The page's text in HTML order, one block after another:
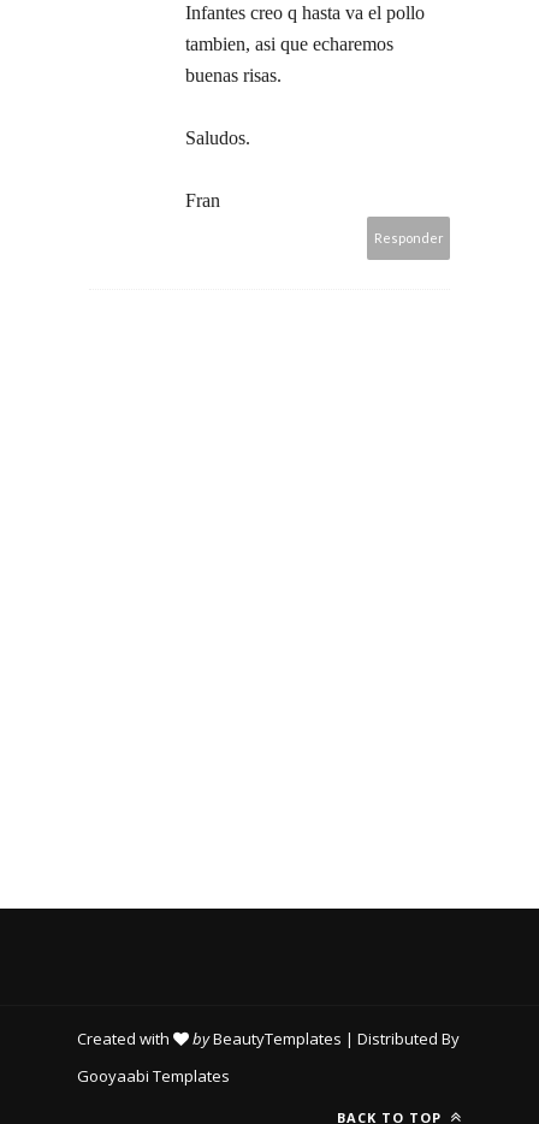
Infantes creo q hasta va el pollo
tambien, asi que echaremos
buenas risas.
Saludos.
Fran
Responder
Created with byBeautyTemplates | Distributed By
Gooyaabi Templates
BACK TO TOP